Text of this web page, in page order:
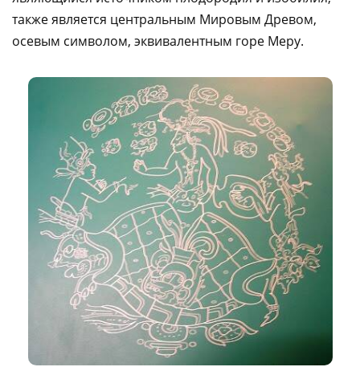
также является центральным Мировым Древом,
осевым символом, эквивалентным горе Меру.